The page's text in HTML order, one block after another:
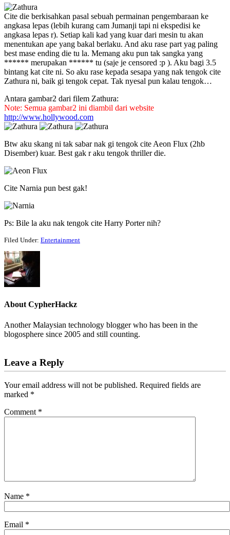
Cite die berkisahkan pasal sebuah permainan pengembaraan ke
angkasa lepas (lebih kurang cam Jumanji tapi ni ekspedisi ke
angkasa lepas r). Setiap kali kad yang kuar dari mesin tu akan
menentukan ape yang bakal berlaku. And aku rase part yag paling
best mase ending die tu la. Memang aku pun tak sangka yang
****** merupakan ****** tu (saje je censored :p ). Aku bagi 3.5
bintang kat cite ni. So aku rase kepada sesapa yang nak tengok cite
Zathura ni, baik gi tengok cepat. Tak nyesal pun kalau tengok…
Antara gambar2 dari filem Zathura:
Note: Semua gambar2 ini diambil dari website
http://www.hollywood.com
Btw aku skang ni tak sabar nak gi tengok cite Aeon Flux (2hb
Disember) kuar. Best gak r aku tengok thriller die.
Cite Narnia pun best gak!
Ps: Bile la aku nak tengok cite Harry Porter nih?
Filed Under: Entertainment
AboutCypherHackz
Another Malaysian technology blogger who has been in the
blogosphere since 2005 and still counting.
Interactions
Leave a Reply
Your email address will not be published. Required fields are
marked *
Comment *
Name *
Email *